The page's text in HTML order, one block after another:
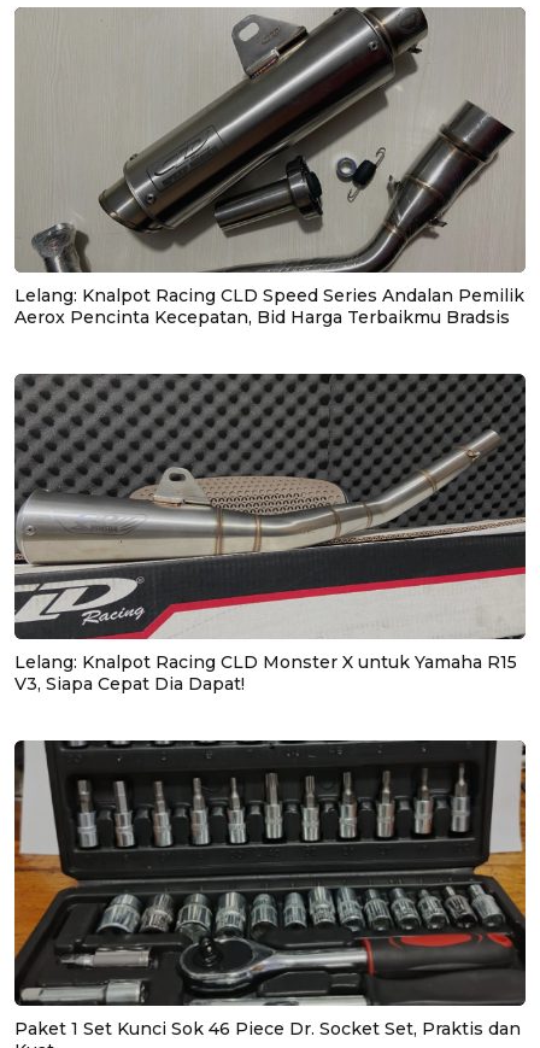
Lelang: Knalpot Racing CLD Speed Series Andalan Pemilik
Aerox Pencinta Kecepatan, Bid Harga Terbaikmu Bradsis
Lelang: Knalpot Racing CLD Monster X untuk Yamaha R15
V3, Siapa Cepat Dia Dapat!
Paket 1 Set Kunci Sok 46 Piece Dr. Socket Set, Praktis dan